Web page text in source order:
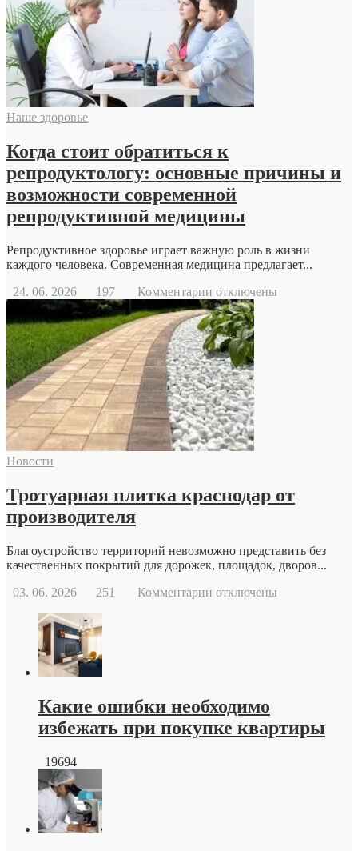
Наше здоровье
Когда стоит обратиться к
репродуктологу: основные причины и
возможности современной
репродуктивной медицины
Репродуктивное здоровье играет важную роль в жизни
каждого человека. Современная медицина предлагает...
24. 06. 2026
197 Комментарии к
записи
Когда
стоит
обратиться
к
репродуктологу:
основные
причины
и
возможности
современной
отключены
Новости
Тротуарная плитка краснодар от
производителя
Благоустройство территорий невозможно представить без
качественных покрытий для дорожек, площадок, дворов...
03. 06. 2026
251 Комментарии котключены
Какие ошибки необходимо
избежать при покупке квартиры
19694